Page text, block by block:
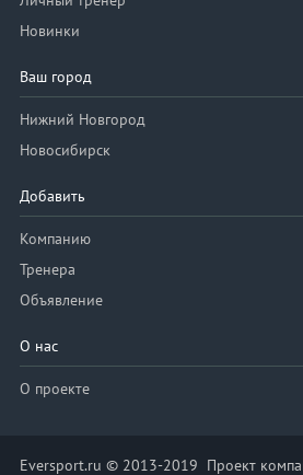
Новинки
Ваш город
Нижний Новгород
Новосибирск
Добавить
Компанию
Тренера
Объявление
О нас
О проекте
Eversport.ru © 2013-2019 Проект